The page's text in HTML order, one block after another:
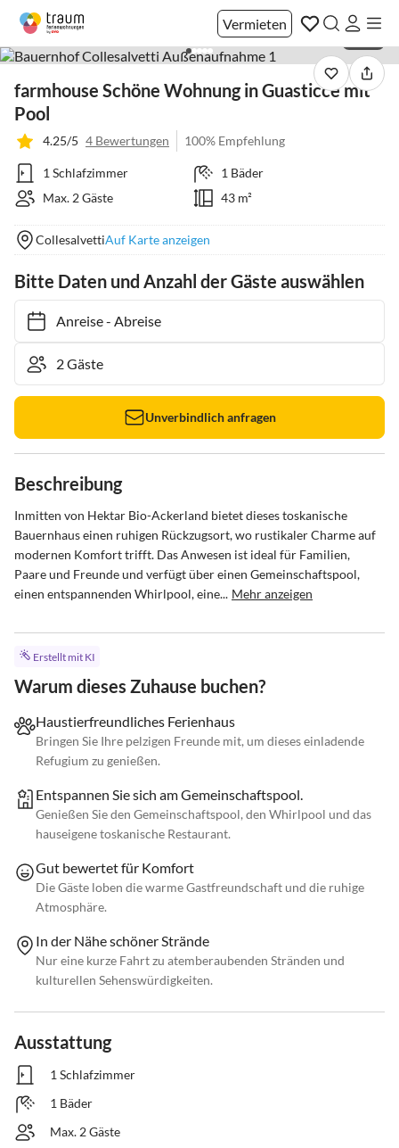
Vermieten
farmhouse Schöne Wohnung in Guasticce mit
Pool
4.25/5 4 Bewertungen 100% Empfehlung
1 Schlafzimmer
1 Bäder
Max. 2 Gäste
43 m²
CollesalvettiAuf Karte anzeigen
Bitte Daten und Anzahl der Gäste auswählen
Anreise- Abreise
Unverbindlich anfragen
Beschreibung
Inmitten von Hektar Bio-Ackerland bietet dieses toskanische
Bauernhaus einen ruhigen Rückzugsort, wo rustikaler Charme auf
modernen Komfort trifft. Das Anwesen ist ideal für Familien,
Paare und Freunde und verfügt über einen Gemeinschaftspool,
einen entspannenden Whirlpool, eine... Mehr anzeigen
Erstellt mit KI
Warum dieses Zuhause buchen?
Haustierfreundliches Ferienhaus
Bringen Sie Ihre pelzigen Freunde mit, um dieses einladende
Refugium zu genießen.
Entspannen Sie sich am Gemeinschaftspool.
Genießen Sie den Gemeinschaftspool, den Whirlpool und das
hauseigene toskanische Restaurant.
Gut bewertet für Komfort
Die Gäste loben die warme Gastfreundschaft und die ruhige
Atmosphäre.
In der Nähe schöner Strände
Nur eine kurze Fahrt zu atemberaubenden Stränden und
kulturellen Sehenswürdigkeiten.
Ausstattung
1 Schlafzimmer
1 Bäder
Max. 2 Gäste